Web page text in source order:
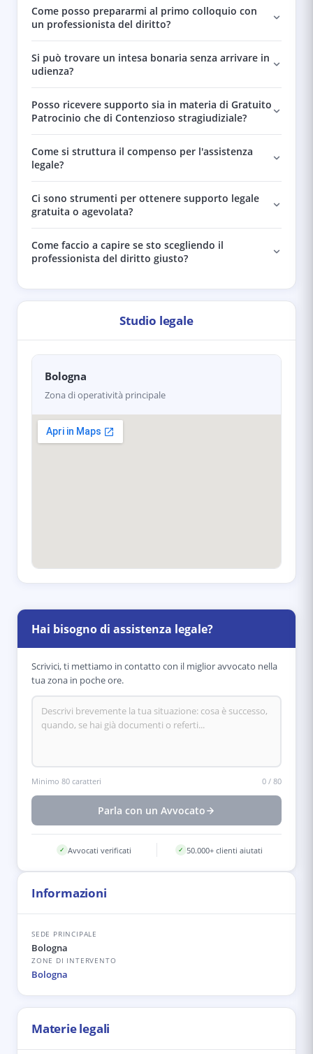
Come posso prepararmi al primo colloquio con
un professionista del diritto?
Si può trovare un intesa bonaria senza arrivare in
udienza?
Posso ricevere supporto sia in materia di Gratuito
Patrocinio che di Contenzioso stragiudiziale?
Come si struttura il compenso per l'assistenza
legale?
Ci sono strumenti per ottenere supporto legale
gratuita o agevolata?
Come faccio a capire se sto scegliendo il
professionista del diritto giusto?
Studio legale
Bologna
Zona di operatività principale
Hai bisogno di assistenza legale?
Scrivici, ti mettiamo in contatto con il miglior avvocato nella
tua zona in poche ore.
Minimo 80 caratteri 0 / 80
Parla con un Avvocato
✓ Avvocati verificati ✓ 50.000+ clienti aiutati
Informazioni
SEDE PRINCIPALE
Bologna
ZONE DI INTERVENTO
Bologna
Materie legali